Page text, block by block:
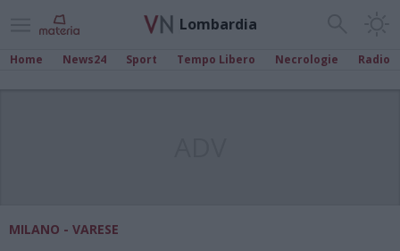
Lombardia
Home News24 Sport Tempo Libero Necrologie Radio
MILANO - VARESE